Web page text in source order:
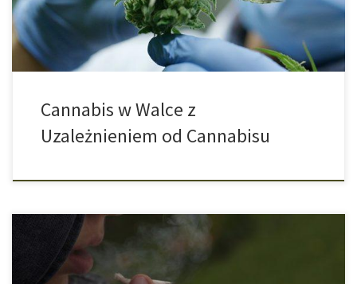
marihuana jest pomocna w leczeniu uzależnienia […]
Cannabis w Walce z
Uzależnieniem od Cannabisu
Jak palenie marihuany wpływa na sprawność umysłową młodych